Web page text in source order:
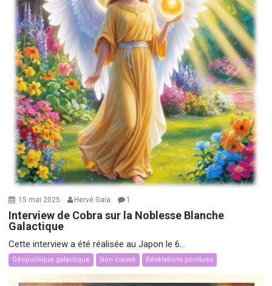
15 mai 2025 Hervé Gaïa 1
Interview de Cobra sur la Noblesse Blanche
Galactique
Cette interview a été réalisée au Japon le 6...
Géopolitique galactique Non classé Révélations pointues